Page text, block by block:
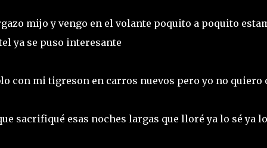
mijo y vengo en el volante poquito a poquito
ya se puso interesante
con mi tigreson en carros nuevos pero yo no quiero
sacrifiqué esas noches largas que lloré ya lo sé ya